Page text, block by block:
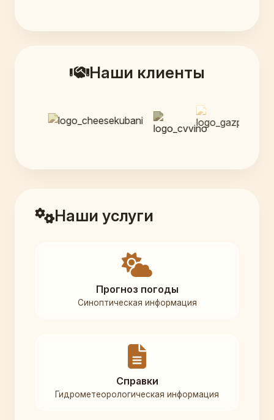
Наши клиенты
Наши услуги
Прогноз погоды
Синоптическая информация
Справки
Гидрометеорологическая информация